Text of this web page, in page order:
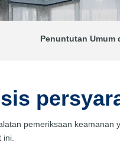
Penuntutan Umum
pemeriksaan